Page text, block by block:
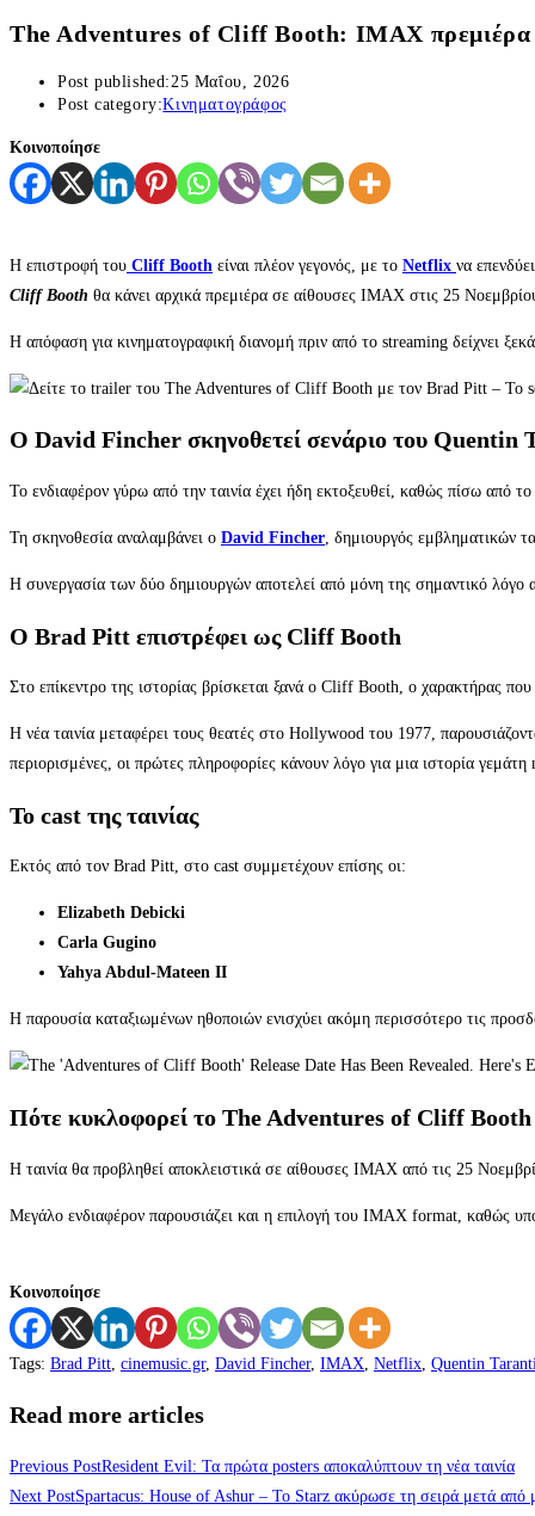
The Adventures of Cliff Booth: IMAX πρεμιέρα
Post published: 25 Μαΐου, 2026
Post category:Κινηματογράφος
Κοινοποίησε
Η επιστροφή του Cliff Booth είναι πλέον γεγονός, με το Netflix να
Cliff Booth θα κάνει αρχικά πρεμιέρα σε αίθουσες IMAX στις 25
Η απόφαση για κινηματογραφική διανομή πριν από το streaming δείχνει
Ο David Fincher σκηνοθετεί σενάριο του Quentin
Το ενδιαφέρον γύρω από την ταινία έχει ήδη εκτοξευθεί, καθώς πίσω από
Τη σκηνοθεσία αναλαμβάνει ο David Fincher, δημιουργός εμβληματικών
Η συνεργασία των δύο δημιουργών αποτελεί από μόνη της σημαντικό λόγο
Ο Brad Pitt επιστρέφει ως Cliff Booth
Στο επίκεντρο της ιστορίας βρίσκεται ξανά ο Cliff Booth, ο χαρακτήρας
Η νέα ταινία μεταφέρει τους θεατές στο Hollywood του 1977,
περιορισμένες, οι πρώτες πληροφορίες κάνουν λόγο για μια ιστορία
Το cast της ταινίας
Εκτός από τον Brad Pitt, στο cast συμμετέχουν επίσης οι:
Elizabeth Debicki
Carla Gugino
Yahya Abdul-Mateen II
Η παρουσία καταξιωμένων ηθοποιών ενισχύει ακόμη περισσότερο τις
Πότε κυκλοφορεί το The Adventures of Cliff Booth
Η ταινία θα προβληθεί αποκλειστικά σε αίθουσες IMAX από τις 25
Μεγάλο ενδιαφέρον παρουσιάζει και η επιλογή του IMAX format, καθώς
Κοινοποίησε
Tags: Brad Pitt cinemusic.gr, David Fincher, IMAX Netflix Quentin
Read more articles
Previous PostResident Evil: Τα πρώτα posters αποκαλύπτουν τη νέα ταινία
Next PostSpartacus: House of Ashur – Το Starz ακύρωσε τη σειρά μετά από